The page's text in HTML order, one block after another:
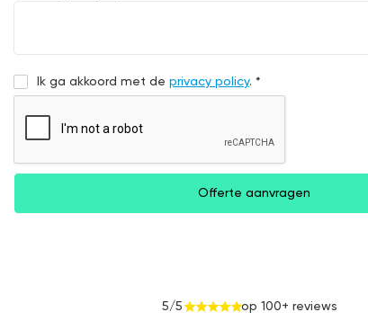
Ik ga akkoord met de privacy policy. *
5/5 op 100+ reviews